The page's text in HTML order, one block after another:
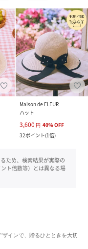
Maison de FLEUR
ハット
3,600 円 40%OFF
32ポイント(1倍)
ため、検索結果が実際の
ト倍数等）とは異なる場
インで、贈るひとときを大切